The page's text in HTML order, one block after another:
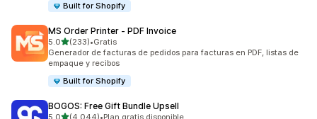
Built for Shopify
MS Order Printer ‑ PDF Invoice
5.0de 5 estrellas
(233)
233 reseñas en total
•Gratis
Generador de facturas de pedidos para facturas en PDF, listas de
empaque y recibos
Built for Shopify
BOGOS: Free Gift Bundle Upsell
5.0de 5 estrellas
(4,044)•Plan gratis disponible